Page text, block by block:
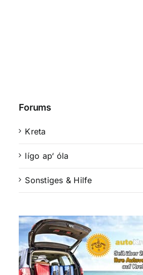
Forums
Kreta
lígo ap‘ óla
Sonstiges & Hilfe